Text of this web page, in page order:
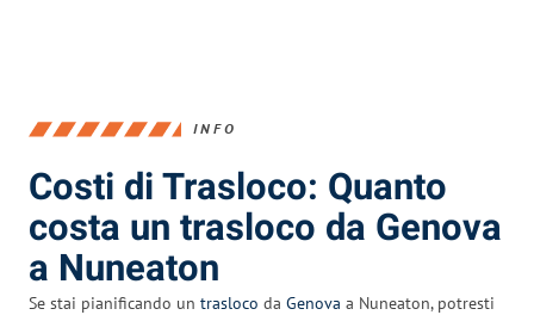
INFO
Costi di Trasloco: Quanto
costa un trasloco da Genova
a Nuneaton
Se stai pianificando un trasloco da Genova a Nuneaton, potresti